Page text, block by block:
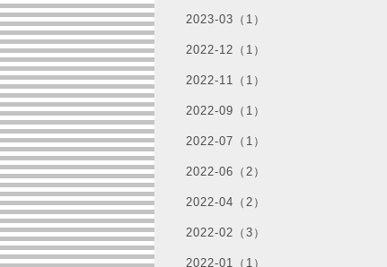
2023-03（1）
2022-12（1）
2022-11（1）
2022-09（1）
2022-07（1）
2022-06（2）
2022-04（2）
2022-02（3）
2022-01（1）